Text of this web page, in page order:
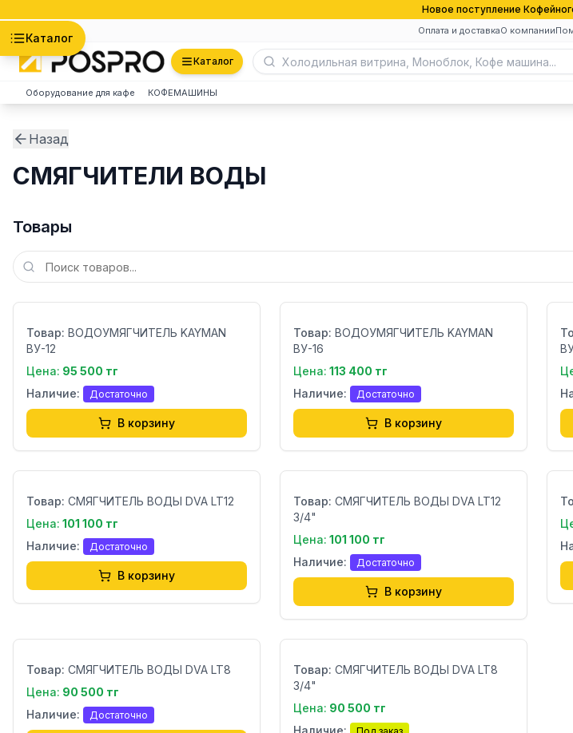
Новое поступление
Оплата и доставкаО компании
Каталог
Каталог
Оборудование для кафе КОФЕМАШИНЫ
Назад
СМЯГЧИТЕЛИ ВОДЫ
Товары
Бренд:
Товар: ВОДОУМЯГЧИТЕЛЬ KAYMAN
ВУ-12
Цена: 95 500 тг
Наличие:
Достаточно
В корзину
Бренд:
Товар: ВОДОУМЯГЧИТЕЛЬ KAYMAN
ВУ-16
Цена: 113 400 тг
Наличие:
Достаточно
В корзину
Товар: СМЯГЧИТЕЛЬ ВОДЫ DVA LT12
Цена: 101 100 тг
Наличие:
Достаточно
В корзину
Товар: СМЯГЧИТЕЛЬ ВОДЫ DVA LT12
3/4"
Цена: 101 100 тг
Наличие:
Достаточно
В корзину
Товар: СМЯГЧИТЕЛЬ ВОДЫ DVA LT8
Цена: 90 500 тг
Наличие:
Достаточно
Товар: СМЯГЧИТЕЛЬ ВОДЫ DVA LT8
3/4"
Цена: 90 500 тг
Наличие: